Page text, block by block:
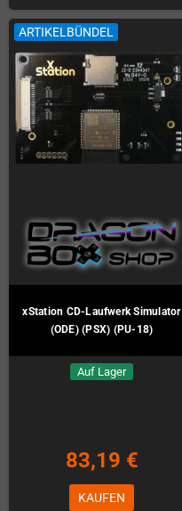
ARTIKELBÜNDEL
xStation CD-Laufwerk Simulator
(ODE) (PSX) (PU-18)
Auf Lager
83,19 €
KAUFEN